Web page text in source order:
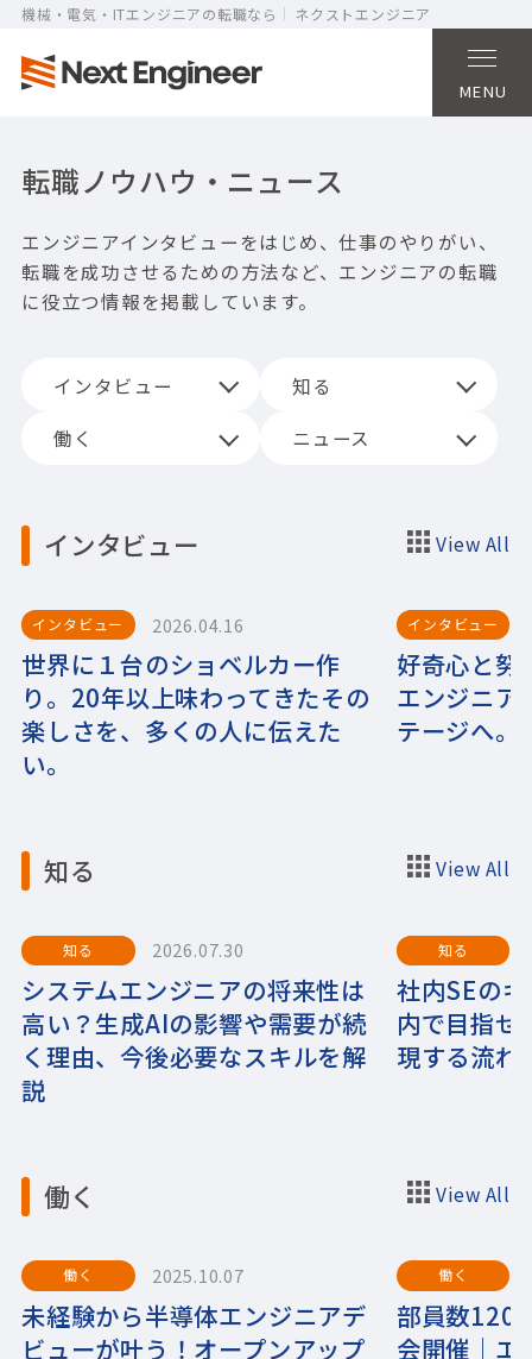
機械・電気・ITエンジニアの転職なら ネクストエンジニア
MENU
転職ノウハウ・ニュース
エンジニアインタビューをはじめ、仕事のやりがい、
転職を成功させるための方法など、 エンジニアの転職
に役立つ情報を掲載しています。
インタビュー 知る
働く ニュース
インタビュー View All
インタビュー 2026.04.16
世界に１台のショベルカー作
り。20年以上味わってきたその
楽しさを、多くの人に伝えた
い。
インタビュー
好奇心と
エンジニア
テージへ。
知る View All
知る 2026.07.30
システムエンジニアの将来性は
高い？生成AIの影響や需要が続
く理由、今後必要なスキルを解
説
知る
社内SEの
内で目指せ
現する流れ
働く View All
働く 2025.10.07
未経験から半導体エンジニアデ
ビューが叶う！オープンアップ
働く
部員数120
会開催｜エ